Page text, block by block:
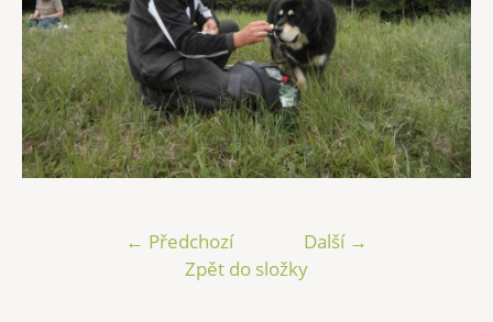
← Předchozí
Další →
Zpět do složky